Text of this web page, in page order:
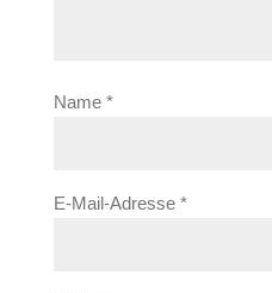
Name *
E-Mail-Adresse *